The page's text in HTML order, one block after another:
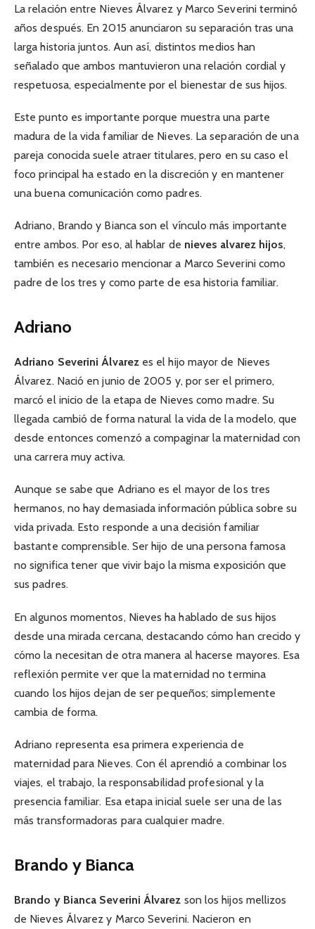
La relación entre Nieves Álvarez y Marco Severini terminó
años después. En 2015 anunciaron su separación tras una
larga historia juntos. Aun así, distintos medios han
señalado que ambos mantuvieron una relación cordial y
respetuosa, especialmente por el bienestar de sus hijos.
Este punto es importante porque muestra una parte
madura de la vida familiar de Nieves. La separación de una
pareja conocida suele atraer titulares, pero en su caso el
foco principal ha estado en la discreción y en mantener
una buena comunicación como padres.
Adriano, Brando y Bianca son el vínculo más importante
entre ambos. Por eso, al hablar de nieves alvarez hijos,
también es necesario mencionar a Marco Severini como
padre de los tres y como parte de esa historia familiar.
Adriano
Adriano Severini Álvarezes el hijo mayor de Nieves
Álvarez. Nació en junio de 2005 y, por ser el primero,
marcó el inicio de la etapa de Nieves como madre. Su
llegada cambió de forma natural la vida de la modelo, que
desde entonces comenzó a compaginar la maternidad con
una carrera muy activa.
Aunque se sabe que Adriano es el mayor de los tres
hermanos, no hay demasiada información pública sobre su
vida privada. Esto responde a una decisión familiar
bastante comprensible. Ser hijo de una persona famosa
no significa tener que vivir bajo la misma exposición que
sus padres.
En algunos momentos, Nieves ha hablado de sus hijos
desde una mirada cercana, destacando cómo han crecido y
cómo la necesitan de otra manera al hacerse mayores. Esa
reflexión permite ver que la maternidad no termina
cuando los hijos dejan de ser pequeños; simplemente
cambia de forma.
Adriano representa esa primera experiencia de
maternidad para Nieves. Con él aprendió a combinar los
viajes, el trabajo, la responsabilidad profesional y la
presencia familiar. Esa etapa inicial suele ser una de las
más transformadoras para cualquier madre.
Brando y Bianca
Brando y Bianca Severini Álvarez son los hijos mellizos
de Nieves Álvarez y Marco Severini. Nacieron en